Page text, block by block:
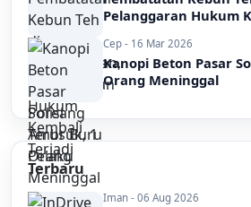
Pelanggaran Hukum
Cep - 16 Mar 2026
Kanopi Beton Pasar
Orang Meninggal
Terbaru
Iman - 06 Aug 2026